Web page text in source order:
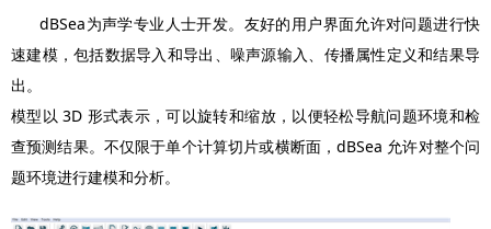
dBSea为声学专业人士开发。友好的用户界面允许对问题进行快
速建模，包括数据导入和导出、噪声源输入、传播属性定义和结果导
出。
模型以 3D 形式表示，可以旋转和缩放，以便轻松导航问题环境和检
查预测结果。不仅限于单个计算切片或横断面，dBSea 允许对整个问
题环境进行建模和分析。